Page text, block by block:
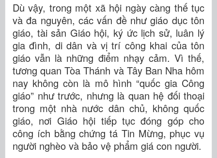
Dù vậy, trong một xã hội ngày càng thế tục
và đa nguyên, các vấn đề như giáo dục tôn
giáo, tài sản Giáo hội, ký ức lịch sử, luân lý
gia đình, di dân và vị trí công khai của tôn
giáo vẫn là những điểm nhạy cảm. Vì thế,
tương quan Tòa Thánh và Tây Ban Nha hôm
nay không còn là mô hình “quốc gia Công
giáo” như trước, nhưng là quan hệ đối thoại
trong một nhà nước dân chủ, không quốc
giáo, nơi Giáo hội tiếp tục đóng góp cho
công ích bằng chứng tá Tin Mừng, phục vụ
người nghèo và bảo vệ phẩm giá con người.